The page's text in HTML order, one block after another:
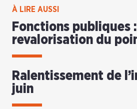
À LIRE AUSSI
Fonctions publiques
revalorisation du
Ralentissement de
juin